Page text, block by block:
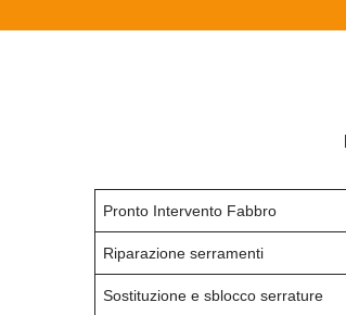
Pronto Intervento Fabbro
Riparazione serramenti
Sostituzione e sblocco serrature